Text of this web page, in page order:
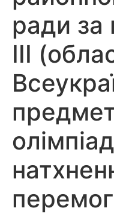
ради за
ІІІ